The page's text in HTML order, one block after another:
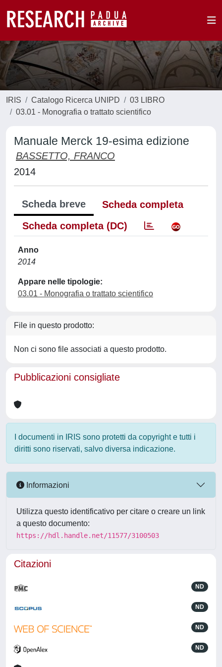
IRIS Catalogo Ricerca UNIPD
03 LIBRO
03.01 - Monografia o trattato scientifico
Manuale Merck 19-esima edizione
BASSETTO, FRANCO
2014
Scheda breve
Scheda completa
Scheda completa (DC)
Anno
2014
Appare nelle tipologie:
03.01 - Monografia o trattato scientifico
File in questo prodotto:
Non ci sono file associati a questo prodotto.
Pubblicazioni consigliate
I documenti in IRIS sono protetti da copyright e tutti i
diritti sono riservati, salvo diversa indicazione.
Informazioni
Utilizza questo identificativo per citare o creare un link
a questo documento:
https://hdl.handle.net/11577/3100503
Citazioni
ND
ND
ND
ND